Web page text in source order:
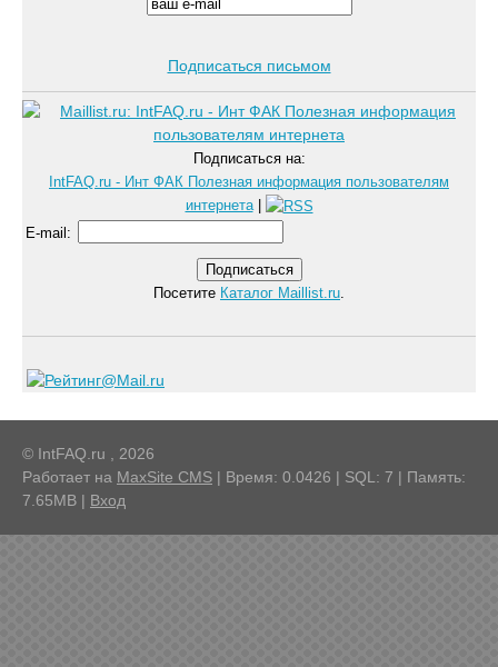
Подписаться письмом
Подписаться на:
IntFAQ.ru - Инт ФАК Полезная информация пользователям
интернета|
E-mail :
Посетите Каталог Maillist.ru.
© IntFAQ.ru , 2026
Работает на MaxSite CMS | Время: 0.0426 | SQL: 7 | Память:
7.65MB | Вход